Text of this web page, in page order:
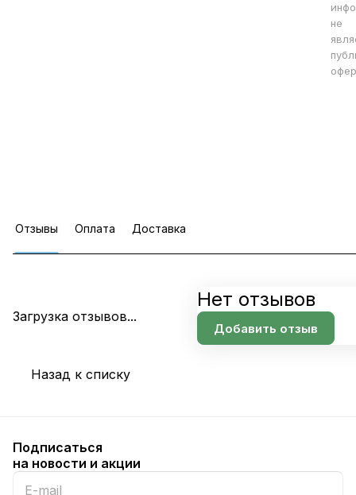
не
Отзывы Оплата Доставка
Загрузка отзывов...
Нет отзывов
Добавить отзыв
Назад к списку
Подписаться
на новости и акции